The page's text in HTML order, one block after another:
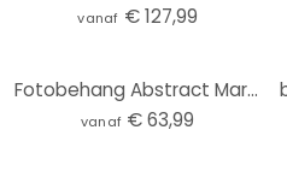
vanaf € 127,99
Fotobehang Abstract Marmer Blauw en Goud
vanaf € 63,99